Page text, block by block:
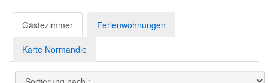
Gästezimmer Ferienwohnungen
Karte Normandie